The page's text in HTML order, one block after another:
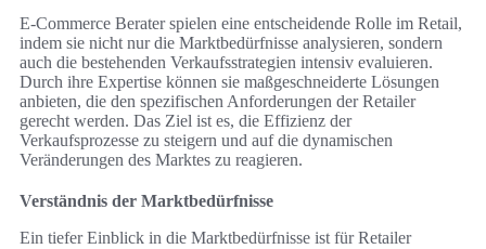
E-Commerce Berater spielen eine entscheidende Rolle im Retail,
indem sie nicht nur die Marktbedürfnisse analysieren, sondern
auch die bestehenden Verkaufsstrategien intensiv evaluieren.
Durch ihre Expertise können sie maßgeschneiderte Lösungen
anbieten, die den spezifischen Anforderungen der Retailer
gerecht werden. Das Ziel ist es, die Effizienz der
Verkaufsprozesse zu steigern und auf die dynamischen
Veränderungen des Marktes zu reagieren.
Verständnis der Marktbedürfnisse
Ein tiefer Einblick in die Marktbedürfnisse ist für Retailer